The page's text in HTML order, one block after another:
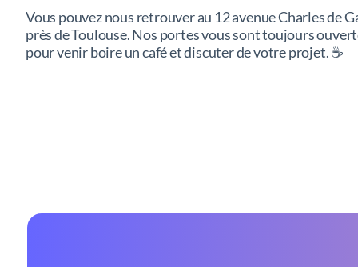
Vous pouvez nous retrouver au 12 avenue Charles de
près de Toulouse. Nos portes vous sont toujours
pour venir boire un café et discuter de votre projet. ☕️